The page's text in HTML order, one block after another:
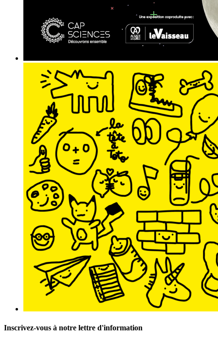
Inscrivez-vous à notre lettre d'information